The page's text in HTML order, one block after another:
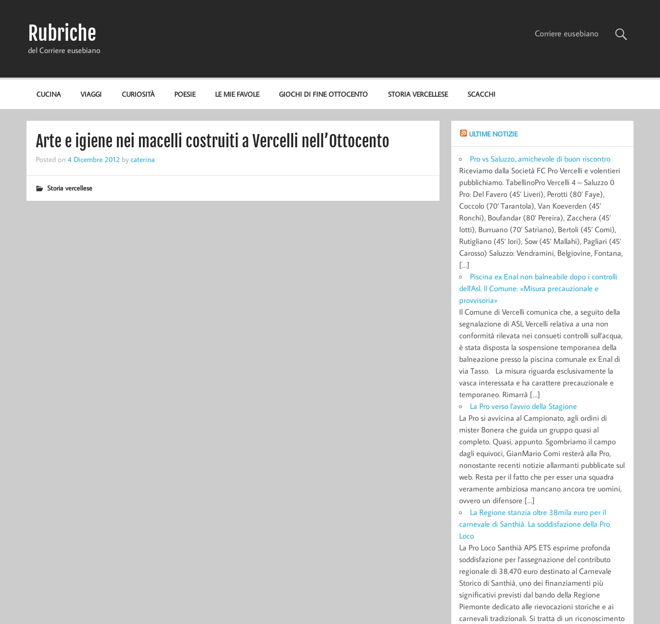
Rubriche
del Corriere eusebiano
Corriere eusebiano
CUCINA VIAGGI CURIOSITÀ POESIE LE MIE FAVOLE GIOCHI DI FINE OTTOCENTO STORIA VERCELLESE SCACCHI
Arte e igiene nei macelli costruiti a Vercelli nell’Ottocento
Posted on 4 Dicembre 2012 by caterina
Storia vercellese
ULTIME NOTIZIE
Pro vs Saluzzo, amichevole di buon riscontro
Riceviamo dalla Società FC Pro Vercelli e volentieri
pubblichiamo. TabellinoPro Vercelli 4 – Saluzzo 0
Pro: Del Favero (45’ Liveri), Perotti (80’ Faye),
Coccolo (70’ Tarantola), Van Koeverden (45’
Ronchi), Boufandar (80’ Pereira), Zacchera (45’
Iotti), Burruano (70’ Satriano), Bertoli (45’ Comi),
Rutigliano (45’ Iori), Sow (45’ Mallahi), Pagliari (45’
Carosso) Saluzzo: Vendramini, Belgiovine, Fontana,
[…]
Piscina ex Enal non balneabile dopo i controlli
dell’Asl. Il Comune: «Misura precauzionale e
provvisoria»
Il Comune di Vercelli comunica che, a seguito della
segnalazione di ASL Vercelli relativa a una non
conformità rilevata nei consueti controlli sull’acqua,
è stata disposta la sospensione temporanea della
balneazione presso la piscina comunale ex Enal di
via Tasso. La misura riguarda esclusivamente la
vasca interessata e ha carattere precauzionale e
temporaneo. Rimarrà […]
La Pro verso l’avvio della Stagione
La Pro si avvicina al Campionato, agli ordini di
mister Bonera che guida un gruppo quasi al
completo. Quasi, appunto. Sgombriamo il campo
dagli equivoci, GianMario Comi resterà alla Pro,
nonostante recenti notizie allarmanti pubblicate sul
web. Resta per il fatto che per esser una squadra
veramente ambiziosa mancano ancora tre uomini,
ovvero un difensore […]
La Regione stanzia oltre 38mila euro per il
carnevale di Santhià. La soddisfazione della Pro
Loco
La Pro Loco Santhià APS ETS esprime profonda
soddisfazione per l’assegnazione del contributo
regionale di 38.470 euro destinato al Carnevale
Storico di Santhià, uno dei finanziamenti più
significativi previsti dal bando della Regione
Piemonte dedicato alle rievocazioni storiche e ai
carnevali tradizionali. Si tratta di un riconoscimento